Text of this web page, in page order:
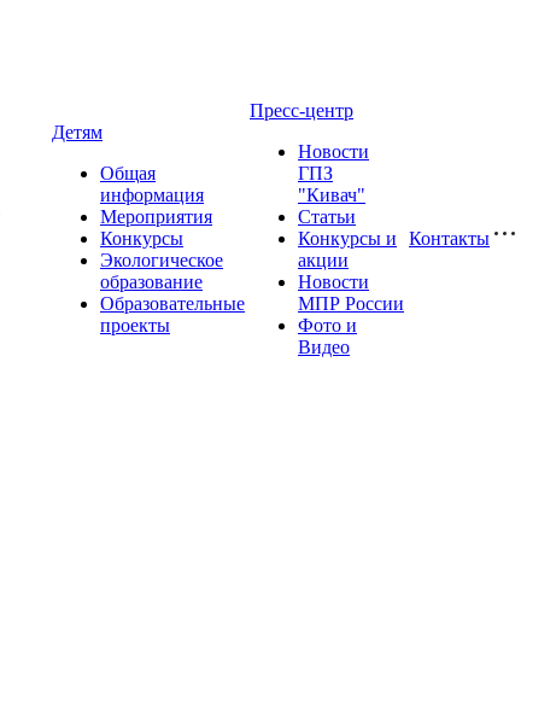
Детям
Общая
информация
Мероприятия
Конкурсы
Экологическое
образование
Образовательные
проекты
Пресс-центр
Новости
ГПЗ
"Кивач"
Статьи
Конкурсы и
акции
Новости
МПР России
Фото и
Видео
Контакты